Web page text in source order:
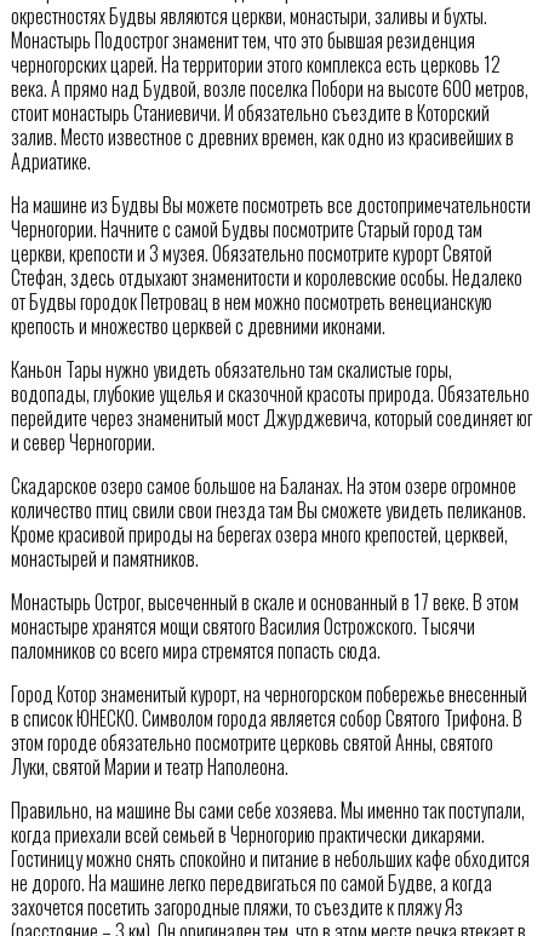
окрестностях Будвы являются церкви, монастыри, заливы и бухты.
Монастырь Подострог знаменит тем, что это бывшая резиденция
черногорских царей. На территории этого комплекса есть церковь 12
века. А прямо над Будвой, возле поселка Побори на высоте 600 метров,
стоит монастырь Станиевичи. И обязательно съездите в Которский
залив. Место известное с древних времен, как одно из красивейших в
Адриатике.
На машине из Будвы Вы можете посмотреть все достопримечательности
Черногории. Начните с самой Будвы посмотрите Старый город там
церкви, крепости и 3 музея. Обязательно посмотрите курорт Святой
Стефан, здесь отдыхают знаменитости и королевские особы. Недалеко
от Будвы городок Петровац в нем можно посмотреть венецианскую
крепость и множество церквей с древними иконами.
Каньон Тары нужно увидеть обязательно там скалистые горы,
водопады, глубокие ущелья и сказочной красоты природа. Обязательно
перейдите через знаменитый мост Джурджевича, который соединяет юг
и север Черногории.
Скадарское озеро самое большое на Баланах. На этом озере огромное
количество птиц свили свои гнезда там Вы сможете увидеть пеликанов.
Кроме красивой природы на берегах озера много крепостей, церквей,
монастырей и памятников.
Монастырь Острог, высеченный в скале и основанный в 17 веке. В этом
монастыре хранятся мощи святого Василия Острожского. Тысячи
паломников со всего мира стремятся попасть сюда.
Город Котор знаменитый курорт, на черногорском побережье внесенный
в список ЮНЕСКО. Символом города является собор Святого Трифона. В
этом городе обязательно посмотрите церковь святой Анны, святого
Луки, святой Марии и театр Наполеона.
Правильно, на машине Вы сами себе хозяева. Мы именно так поступали,
когда приехали всей семьей в Черногорию практически дикарями.
Гостиницу можно снять спокойно и питание в небольших кафе обходится
не дорого. На машине легко передвигаться по самой Будве, а когда
захочется посетить загородные пляжи, то съездите к пляжу Яз